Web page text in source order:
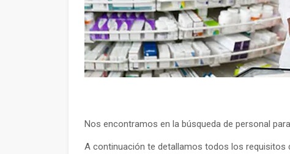
Nos encontramos en la búsqueda de personal
A continuación te detallamos todos los requisitos